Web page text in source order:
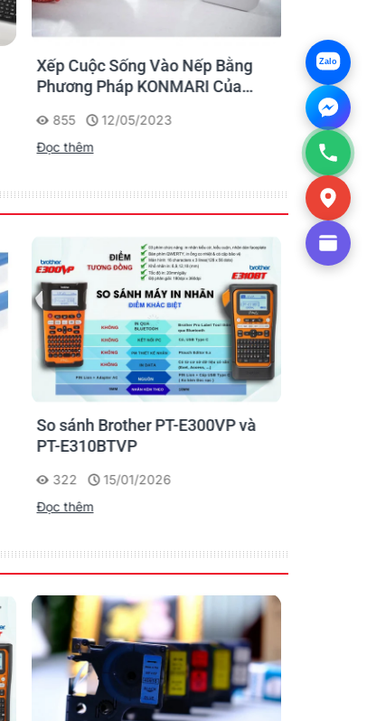
Xếp Cuộc Sống Vào Nếp Bằng
Phương Pháp KONMARI Của
855
12/05/2023
Đọc thêm
Ứng
nhãn
1175
Đọc thêm
So sánh Brother PT-E300VP và
PT-E310BTVP
322
15/01/2026
Đọc thêm
Zalo